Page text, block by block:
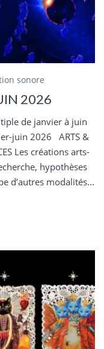
sonore
2026
de janvier à juin
juin 2026 ARTS &
Les créations arts-
hypothèses
d’autres modalités...